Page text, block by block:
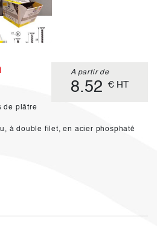
A partir de
8.52 € HT
de plâtre
à double filet, en acier phosphaté